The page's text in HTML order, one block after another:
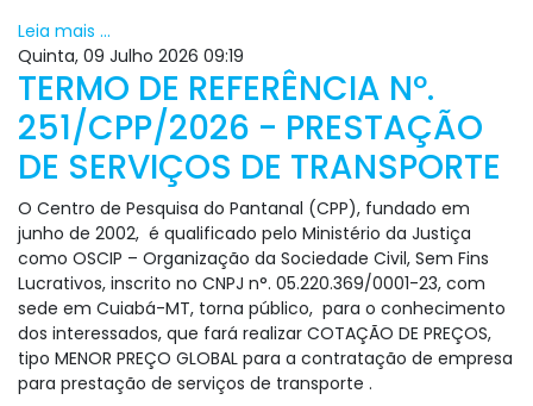
Leia mais ...
Quinta, 09 Julho 2026 09:19
TERMO DE REFERÊNCIA Nº.
251/CPP/2026 - PRESTAÇÃO
DE SERVIÇOS DE TRANSPORTE
O Centro de Pesquisa do Pantanal (CPP), fundado em
junho de 2002, é qualificado pelo Ministério da Justiça
como OSCIP – Organização da Sociedade Civil, Sem Fins
Lucrativos, inscrito no CNPJ n°. 05.220.369/0001-23, com
sede em Cuiabá-MT, torna público, para o conhecimento
dos interessados, que fará realizar COTAÇÃO DE PREÇOS,
tipo MENOR PREÇO GLOBAL para a contratação de empresa
para prestação de serviços de transporte .